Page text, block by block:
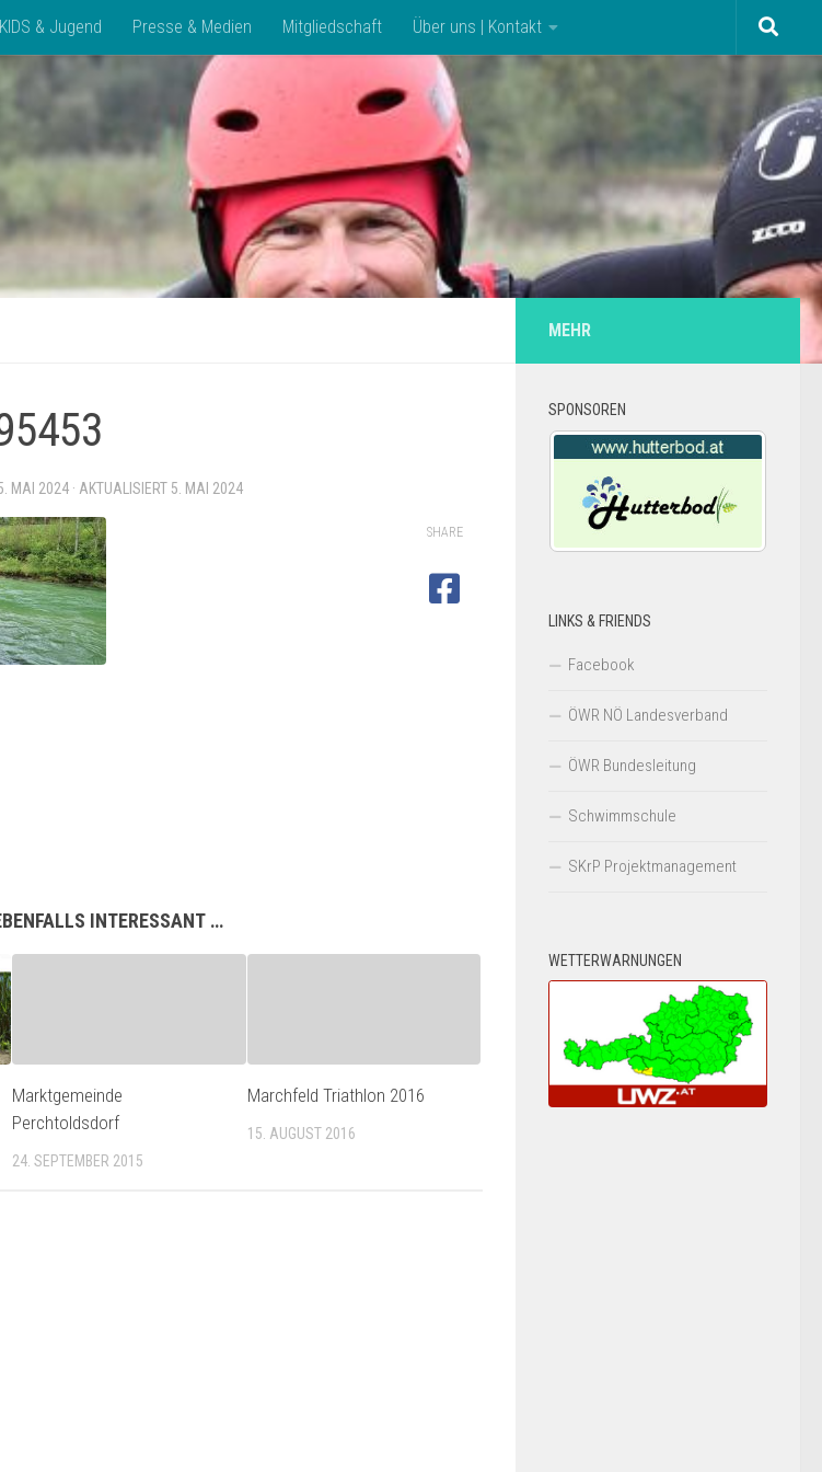
KIDS & Jugend Presse & Medien Mitgliedschaft Über uns | Kontakt
MAI 2024 · AKTUALISIERT 5. MAI 2024
SHARE
INTERESSANT …
Marktgemeinde
Perchtoldsdorf
24. SEPTEMBER 2015
Marchfeld Triathlon 2016
15. AUGUST 2016
MEHR
SPONSOREN
LINKS & FRIENDS
Facebook
ÖWR NÖ Landesverband
ÖWR Bundesleitung
Schwimmschule
SKrP Projektmanagement
WETTERWARNUNGEN